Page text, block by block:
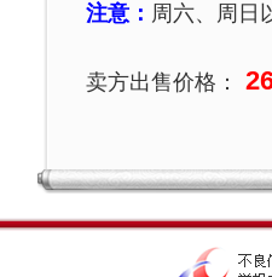
注意： 周六、周日
卖方出售价格：